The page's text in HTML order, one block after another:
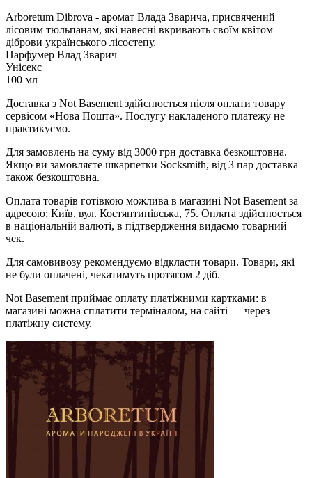
Arboretum Dibrova - аромат Влада Зварича, присвячений
лісовим тюльпанам, які навесні вкривають своїм квітом
діброви українського лісостепу.
Парфумер Влад Зварич
Унісекс
100 мл
Доставка з Not Basement здійснюється після оплати товару
сервісом «Нова Пошта». Послугу накладеного платежу не
практикуємо.
Для замовлень на суму від 3000 грн доставка безкоштовна.
Якщо ви замовляєте шкарпетки Socksmith, від 3 пар доставка
також безкоштовна.
Оплата товарів готівкою можлива в магазині Not Basement за
адресою: Київ, вул. Костянтинівська, 75. Оплата здійснюється
в національній валюті, в підтвердження видаємо товарний
чек.
Для самовивозу рекомендуємо відкласти товари. Товари, які
не були оплачені, чекатимуть протягом 2 діб.
Not Basement приймає оплату платіжними картками: в
магазині можна сплатити терміналом, на сайті — через
платіжну систему.